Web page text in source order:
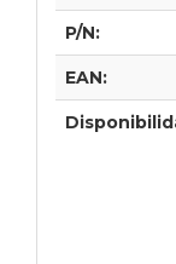
P/N:
EAN: